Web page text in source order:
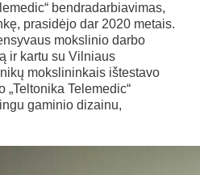
bendradarbiavimas,
prasidėjo dar 2020 metais.
mokslinio darbo
ir kartu su Vilniaus
mokslininkais ištestavo
„Teltonika Telemedic“
gaminio dizainu,